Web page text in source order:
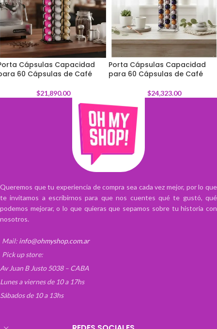
Cápsulas Capacidad
60 Cápsulas de Café
$21,890.00
Porta Cápsulas Capacidad
para 60 Cápsulas de Café
$24,323.00
Queremos que tu experiencia de compra sea cada vez mejor, por lo que
te invitamos a escribirnos para que nos cuentes qué te gustó, qué
podemos mejorar, o lo que quieras que sepamos sobre tu historia con
nosotros.
Mail: info@ohmyshop.com.ar
Pick up store:
Av Juan B Justo 5038 – CABA
Lunes a viernes de 10 a 17hs
Sábados de 10 a 13hs